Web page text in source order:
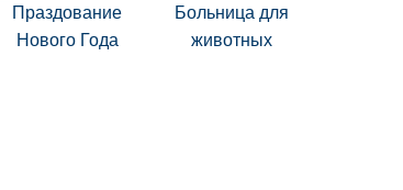
Праздование
Нового Года
Больница для
животных